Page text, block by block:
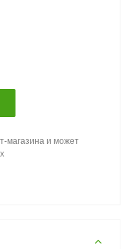
магазина и может